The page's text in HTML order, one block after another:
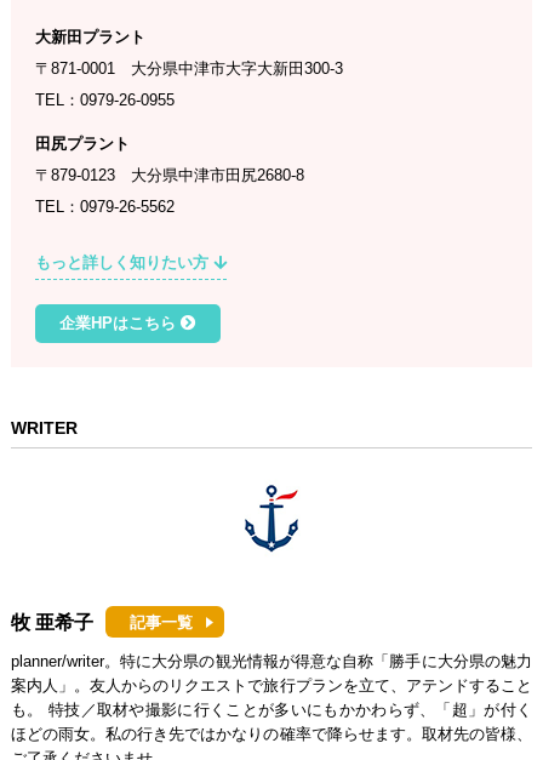
⼤新⽥プラント
〒871-0001 大分県中津市大字大新田300-3
TEL：0979-26-0955
⽥尻プラント
〒879-0123 大分県中津市田尻2680-8
TEL：0979-26-5562
もっと詳しく知りたい方
企業HPはこちら
WRITER
牧 亜希子 記事一覧
planner/writer。特に大分県の観光情報が得意な自称「勝手に大分県の魅力
案内人」。友人からのリクエストで旅行プランを立て、アテンドすること
も。 特技／取材や撮影に行くことが多いにもかかわらず、「超」が付く
ほどの雨女。私の行き先ではかなりの確率で降らせます。取材先の皆様、